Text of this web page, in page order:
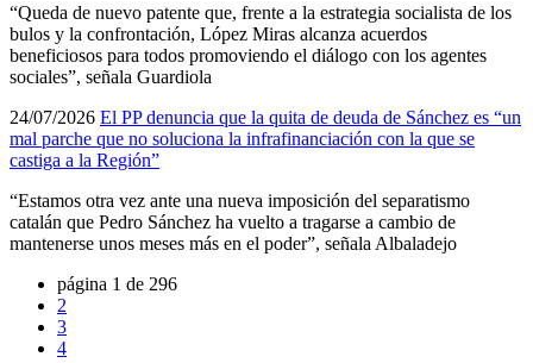
“Queda de nuevo patente que, frente a la estrategia socialista de los
bulos y la confrontación, López Miras alcanza acuerdos
beneficiosos para todos promoviendo el diálogo con los agentes
sociales”, señala Guardiola
24/07/2026 El PP denuncia que la quita de deuda de Sánchez es “un
mal parche que no soluciona la infrafinanciación con la que se
castiga a la Región”
“Estamos otra vez ante una nueva imposición del separatismo
catalán que Pedro Sánchez ha vuelto a tragarse a cambio de
mantenerse unos meses más en el poder”, señala Albaladejo
página 1 de 296
2
3
4